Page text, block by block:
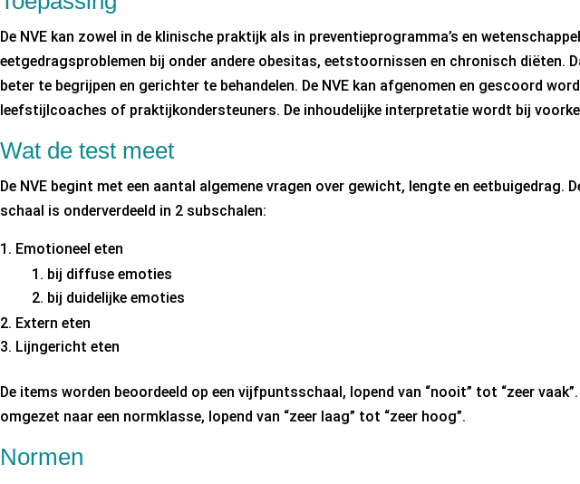
De NVE kan zowel in de klinische praktijk als in preventieprogramma’s en
eetgedragsproblemen bij onder andere obesitas, eetstoornissen en chronisch
beter te begrijpen en gerichter te behandelen. De NVE kan afgenomen en gescoord
leefstijlcoaches of praktijkondersteuners. De inhoudelijke interpretatie wordt bij
Wat de test meet
De NVE begint met een aantal algemene vragen over gewicht, lengte en
schaal is onderverdeeld in 2 subschalen:
Emotioneel eten
bij diffuse emoties
bij duidelijke emoties
Extern eten
Lijngericht eten
De items worden beoordeeld op een vijfpuntsschaal, lopend van “nooit” tot “zeer
omgezet naar een normklasse, lopend van “zeer laag” tot “zeer hoog”.
Normen